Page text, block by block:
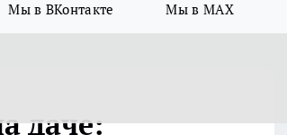
Мы в ВКонтакте Мы в MAX
даче: